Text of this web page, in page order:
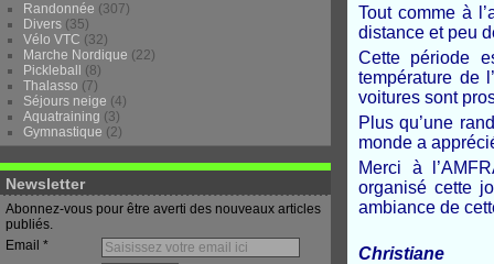
Randonnée (307)
Divers (35)
Vélo VTC (32)
Marche Nordique (22)
Pickleball
(8)
Thalasso (7)
Séjours neige (4)
Aquatraining (3)
Gymnastique (2)
Newsletter
Abonnez-vous pour être averti des nouveaux articles
publiés.
Email
Tout comme à
distance et peu
Cette période
température de
voitures sont
Plus qu’une
monde a
Merci à
organisé cette
ambiance de
Christiane